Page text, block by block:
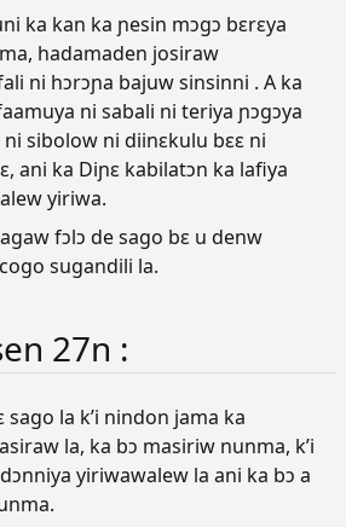
ka kan ka ɲesin mɔgɔ bɛrɛya
hadamaden josiraw
ni hɔrɔɲa bajuw sinsinni . A ka
ni sabali ni teriya ɲɔgɔya
sibolow ni diinɛkulu bɛɛ ni
ani ka Diɲɛ kabilatɔn ka lafiya
yiriwa.
fɔlɔ de sago bɛ u denw
sugandili la.
27n :
sago la k’i nindon jama ka
la, ka bɔ masiriw nunma, k’i
yiriwawalew la ani ka bɔ a